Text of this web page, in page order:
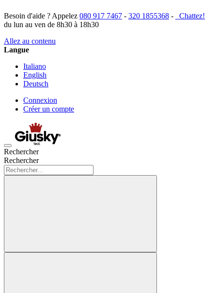
Besoin d'aide ? Appelez 080 917 7467 - 320 1855368 -
Chattez!
du lun au ven de 8h30 à 18h30
Allez au contenu
Langue
Italiano
English
Deutsch
Connexion
Créer un compte
Rechercher
Rechercher